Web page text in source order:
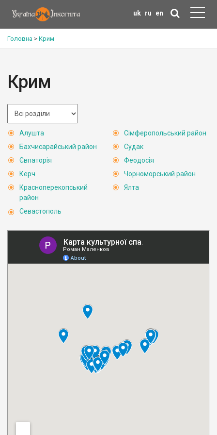
uk ru en
Головна > Крим
Крим
Алушта
Бахчисарайський район
Євпаторія
Керч
Красноперекопський
район
Севастополь
Сімферопольський район
Судак
Феодосія
Чорноморський район
Ялта